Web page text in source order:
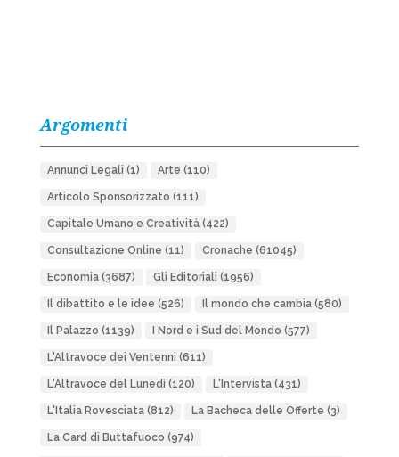
Argomenti
Annunci Legali (1) Arte (110)
Articolo Sponsorizzato (111)
Capitale Umano e Creatività(422)
Consultazione Online (11) Cronache (61045)
Economia(3687) Gli Editoriali (1956)
Il dibattito e le idee (526) Il mondo che cambia(580)
Il Palazzo (1139) I Nord e i Sud del Mondo (577)
L'Altravoce dei Ventenni (611)
L'Altravoce del Lunedì (120) L'Intervista(431)
L'Italia Rovesciata(812) La Bacheca delle Offerte (3)
La Card di Buttafuoco (974)